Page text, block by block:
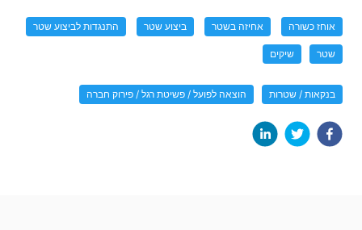
אוחז כשורה אחיזה בשטר ביצוע שטר התנגדות לביצוע שטר
שטר שיקים
בנקאות / שטרות הוצאה לפועל / פשיטת רגל / פירוק חברה